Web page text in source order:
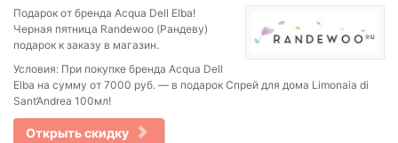
Подарок от бренда Acqua Dell Elba!
Черная пятница Randewoo (Рандеву)
подарок к заказу в магазин.
Условия: При покупке бренда Acqua Dell
Elba на сумму от 7000 руб. — в подарок Спрей для дома Limonaia di
Sant’Andrea 100мл!
Открыть скидку